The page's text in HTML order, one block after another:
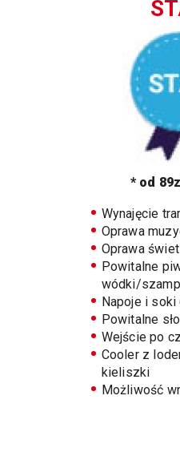
* od
Wynajęcie
Oprawa
Oprawa
Powitalne
wódki/
Napoje i soki
Powitalne
Wejście po
Cooler z
kieliszki
Możliwość